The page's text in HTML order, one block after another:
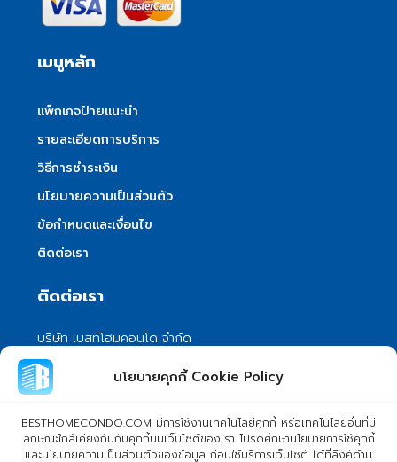
นโยบายคุกกี้ Cookie Policy
BESTHOMECONDO.COM มีการใช้งานเทคโนโลยีคุกกี้ หรือเทคโนโลยีอื่นที่มี
ลักษณะใกล้เคียงกันกับคุกกี้บนเว็บไซต์ของเรา โปรดศึกษานโยบายการใช้คุกกี้
และนโยบายความเป็นส่วนตัวของข้อมูล ก่อนใช้บริการเว็บไซต์ ได้ที่ลิงค์ด้าน
เมนูหลัก
แพ็กเกจป้ายแนะนำ
รายละเอียดการบริการ
วิธีการชำระเงิน
นโยบายความเป็นส่วนตัว
ข้อกำหนดและเงื่อนไข
ติดต่อเรา
ติดต่อเรา
บริษัท เบสท์โฮมคอนโด จำกัด
101/399 หมู่ 7 แขวงลําผักชี เขตหนองจอก
กรุงเทพมหานคร 10530
info@besthomecondo.com